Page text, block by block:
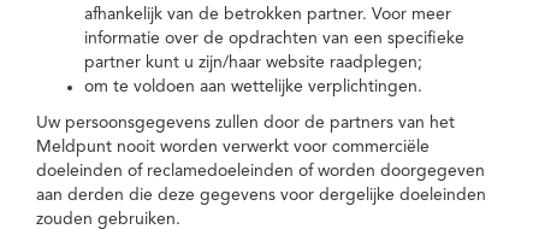
afhankelijk van de betrokken partner. Voor meer
informatie over de opdrachten van een specifieke
partner kunt u zijn/haar website raadplegen;
om te voldoen aan wettelijke verplichtingen.
Uw persoonsgegevens zullen door de partners van het
Meldpunt nooit worden verwerkt voor commerciële
doeleinden of reclamedoeleinden of worden doorgegeven
aan derden die deze gegevens voor dergelijke doeleinden
zouden gebruiken.